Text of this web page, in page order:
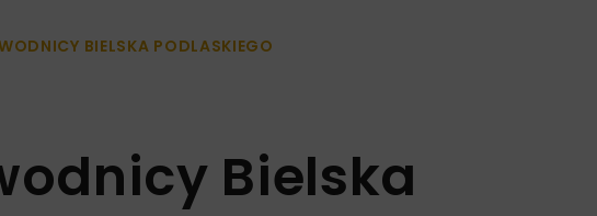
BIELSKA PODLASKIEGO
Bielska